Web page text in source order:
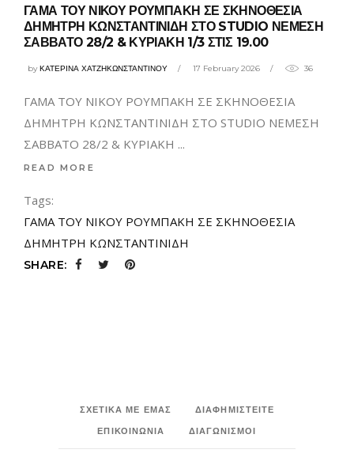
ΓΑΜΑ ΤΟΥ ΝΙΚΟΥ ΡΟΥΜΠΑΚΗ ΣΕ ΣΚΗΝΟΘΕΣΙΑ
ΔΗΜΗΤΡΗ ΚΩΝΣΤΑΝΤΙΝΙΔΗ ΣΤΟ STUDIO ΝΕΜΕΣΗ
ΣΑΒΒΑΤΟ 28/2 & ΚΥΡΙΑΚΗ 1/3 ΣΤΙΣ 19.00
byΚΑΤΕΡΙΝΑ ΧΑΤΖΗΚΩΝΣΤΑΝΤΙΝΟΥ 17 February 2026 36
ΓΑΜΑ ΤΟΥ ΝΙΚΟΥ ΡΟΥΜΠΑΚΗ ΣΕ ΣΚΗΝΟΘΕΣΙΑ
ΔΗΜΗΤΡΗ ΚΩΝΣΤΑΝΤΙΝΙΔΗ ΣΤΟ STUDIO ΝΕΜΕΣΗ
ΣΑΒΒΑΤΟ 28/2 & ΚΥΡΙΑΚΗ
READ MORE
Tags:
ΓΑΜΑ ΤΟΥ ΝΙΚΟΥ ΡΟΥΜΠΑΚΗ ΣΕ ΣΚΗΝΟΘΕΣΙΑ
ΔΗΜΗΤΡΗ ΚΩΝΣΤΑΝΤΙΝΙΔΗ
SHARE:
ΣΧΕΤΙΚΑ ΜΕ ΕΜΑΣ
ΔΙΑΦΗΜΙΣΤΕΙΤΕ
ΕΠΙΚΟΙΝΩΝΙΑ
ΔΙΑΓΩΝΙΣΜΟΙ